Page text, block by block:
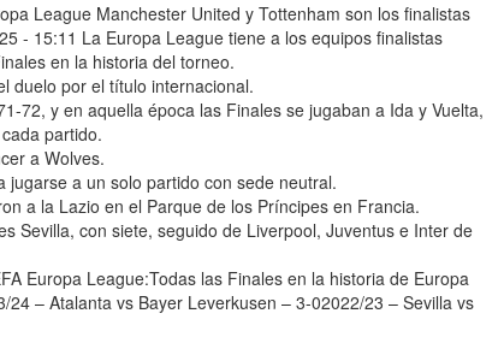
League Manchester United y Tottenham son los finalistas
- 15:11 La Europa League tiene a los equipos finalistas
en la historia del torneo.
duelo por el título internacional.
72, y en aquella época las Finales se jugaban a Ida y Vuelta,
partido.
a Wolves.
a un solo partido con sede neutral.
a la Lazio en el Parque de los Príncipes en Francia.
Sevilla, con siete, seguido de Liverpool, Juventus e Inter de
Europa League:Todas las Finales en la historia de Europa
– Atalanta vs Bayer Leverkusen – 3-02022/23 – Sevilla vs